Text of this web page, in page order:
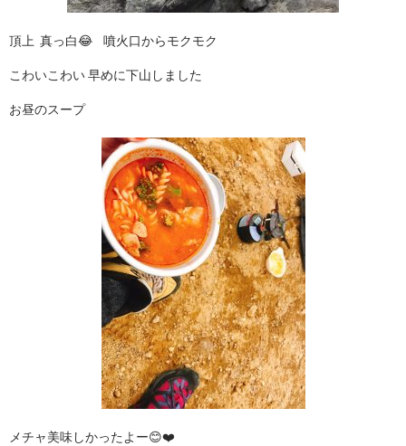
頂上 真っ白😂 噴火口からモクモク
こわいこわい 早めに下山しました
お昼のスープ
メチャ美味しかったよー😊❤️